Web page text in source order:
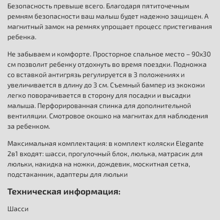
Безопасность превыше всего. Благодаря пятиточечным
ремням безопасности ваш малыш будет надежно защищен. А
магнитный замок на ремнях упрощает процесс пристегивания
ребенка.
Не забываем и комфорте. Просторное спальное место – 90х30
см позволит ребенку отдохнуть во время поездки. Подножка
со вставкой антигрязь регулируется в 3 положениях и
увеличивается в длину до 3 см. Съемный бампер из экокожи
легко поворачивается в сторону для посадки и высадки
малыша. Перфорированная спинка для дополнительной
вентиляции. Смотровое окошко на магнитах для наблюдения
за ребенком.
Максимальная комплектация: в комплект коляски Elegante
2в1 входят: шасси, прогулочный блок, люлька, матрасик для
люльки, накидка на ножки, дождевик, москитная сетка,
подстаканник, адаптеры для люльки
Техническая информация:
Шасси